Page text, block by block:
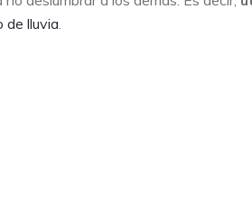
de lluvia.